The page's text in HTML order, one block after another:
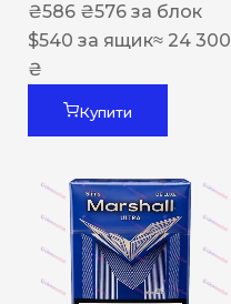
₴586 ₴576 за блок
$540 за ящик≈ 24 300
₴
Купити